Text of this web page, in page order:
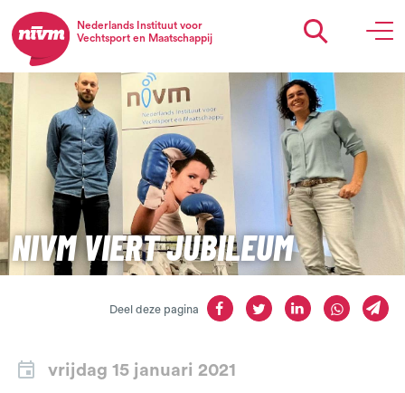
Nederlands Instituut voor
Vechtsport en Maatschappij
NIVM VIERT JUBILEUM
Deel deze pagina
vrijdag 15 januari 2021